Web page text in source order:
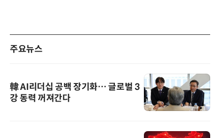
주요뉴스
韓 AI리더십 공백 장기화… 글로벌 3
강 동력 꺼져간다